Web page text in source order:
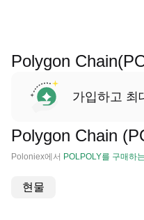
Polygon
가입하고 최
Polygon Chain
Poloniex에서 POLPOLY를 구매하는
현물